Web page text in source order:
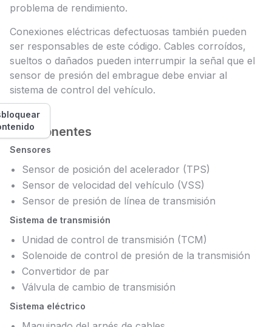
problema de rendimiento.
Conexiones eléctricas defectuosas también pueden
ser responsables de este código. Cables corroídos,
sueltos o dañados pueden interrumpir la señal que el
sensor de presión del embrague debe enviar al
sistema de control del vehículo.
Componentes
Sensores
Sensor de posición del acelerador (TPS)
Sensor de velocidad del vehículo (VSS)
Sensor de presión de línea de transmisión
Sistema de transmisión
Unidad de control de transmisión (TCM)
Solenoide de control de presión de la transmisión
Convertidor de par
Válvula de cambio de transmisión
Sistema eléctrico